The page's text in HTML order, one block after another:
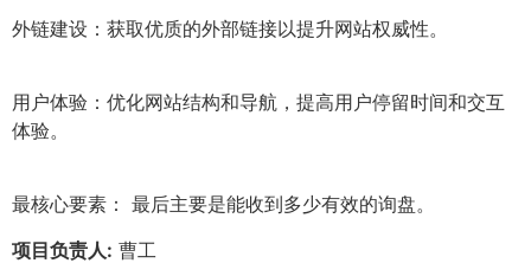
外链建设：获取优质的外部链接以提升网站权威性。
用户体验：优化网站结构和导航，提高用户停留时间和交互
体验。
最核心要素： 最后主要是能收到多少有效的询盘。
项目负责人: 曹工